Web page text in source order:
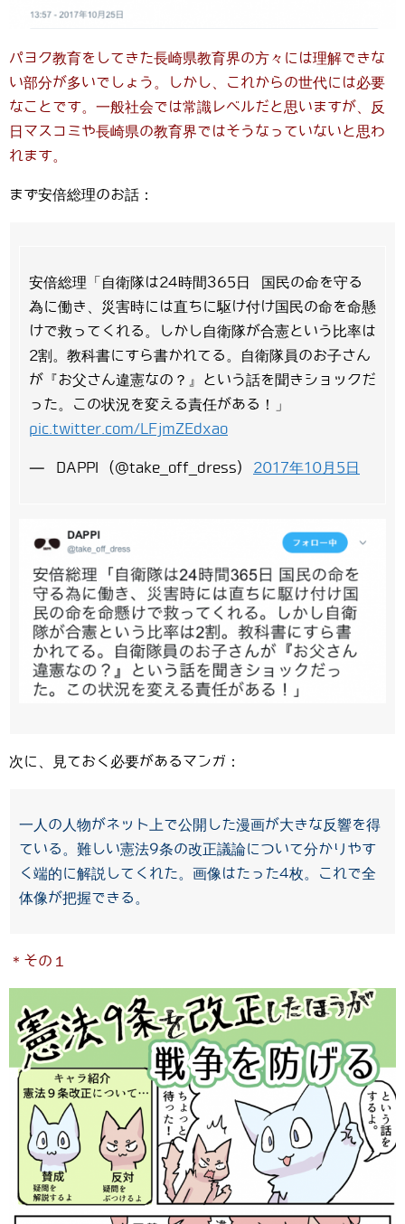
パヨク教育をしてきた長崎県教育界の方々には理解できな
い部分が多いでしょう。しかし、これからの世代には必要
なことです。一般社会では常識レベルだと思いますが、反
日マスコミや長崎県の教育界ではそうなっていないと思わ
れます。
まず安倍総理のお話：
安倍総理「自衛隊は24時間365日 国民の命を守る
為に働き、災害時には直ちに駆け付け国民の命を命懸
けで救ってくれる。しかし自衛隊が合憲という比率は
2割。教科書にすら書かれてる。自衛隊員のお子さん
が『お父さん違憲なの？』という話を聞きショックだ
った。この状況を変える責任がある！」
pic.twitter.com/LFjmZEdxao
— DAPPI (@take_off_dress) 2017年10月5日
次に、見ておく必要があるマンガ：
一人の人物がネット上で公開した漫画が大きな反響を得
ている。難しい憲法9条の改正議論について分かりやす
く端的に解説してくれた。画像はたった4枚。これで全
体像が把握できる。
＊その１